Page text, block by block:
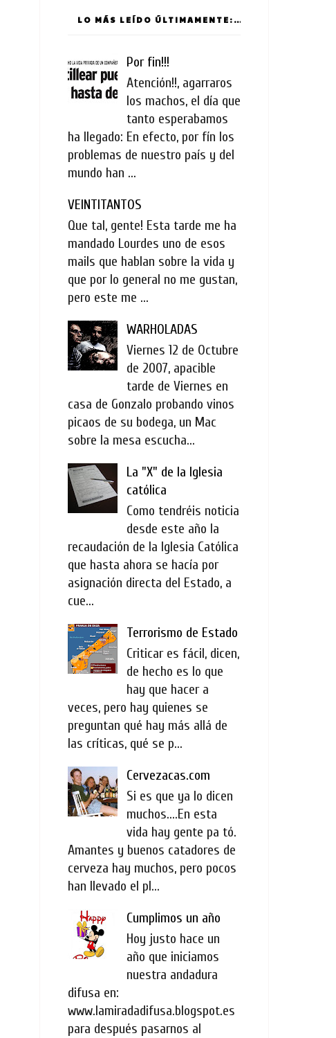
LO MÁS LEÍDO ÚLTIMAMENTE:
Por fin!!!
Atención!!, agarraros
los machos, el día que
tanto esperabamos
ha llegado: En efecto, por fín los
problemas de nuestro país y del
mundo han ...
VEINTITANTOS
Que tal, gente! Esta tarde me ha
mandado Lourdes uno de esos
mails que hablan sobre la vida y
que por lo general no me gustan,
pero este me ...
WARHOLADAS
Viernes 12 de Octubre
de 2007, apacible
tarde de Viernes en
casa de Gonzalo probando vinos
picaos de su bodega, un Mac
sobre la mesa escucha...
La "X" de la Iglesia
católica
Como tendréis noticia
desde este año la
recaudación de la Iglesia Católica
que hasta ahora se hacía por
asignación directa del Estado, a
cue...
Terrorismo de Estado
Criticar es fácil, dicen,
de hecho es lo que
hay que hacer a
veces, pero hay quienes se
preguntan qué hay más allá de
las críticas, qué se p...
Cervezacas.com
Si es que ya lo dicen
muchos....En esta
vida hay gente pa tó.
Amantes y buenos catadores de
cerveza hay muchos, pero pocos
han llevado el pl...
Cumplimos un año
Hoy justo hace un
año que iniciamos
nuestra andadura
difusa en:
www.lamiradadifusa.blogspot.es
para después pasarnos al